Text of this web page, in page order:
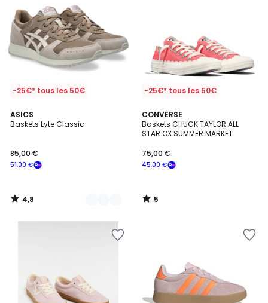
-25€* tous les 50€
ASICS
Baskets Lyte Classic
51,00 €
85,00 €
4,8
/ 5
2
Couleurs
4,8
/
-25€* tous les 50€
CONVERSE
Baskets CHUCK TAYLOR ALL
STAR OX SUMMER MARKET
45,00 €
75,00 €
5
/
5
5
/